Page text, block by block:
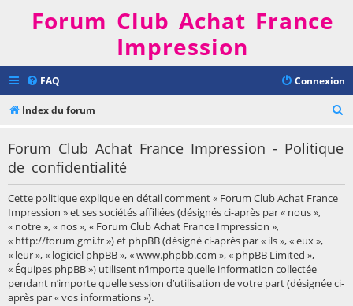
Forum Club Achat France
Impression
FAQ Connexion
Index du forum
Forum Club Achat France Impression - Politique
de confidentialité
Cette politique explique en détail comment « Forum Club Achat France
Impression » et ses sociétés affiliées (désignés ci-après par « nous »,
« notre », « nos », « Forum Club Achat France Impression »,
« http://forum.gmi.fr ») et phpBB (désigné ci-après par « ils », « eux »,
« leur », « logiciel phpBB », « www.phpbb.com », « phpBB Limited »,
« Équipes phpBB ») utilisent n’importe quelle information collectée
pendant n’importe quelle session d’utilisation de votre part (désignée ci-
après par « vos informations »).